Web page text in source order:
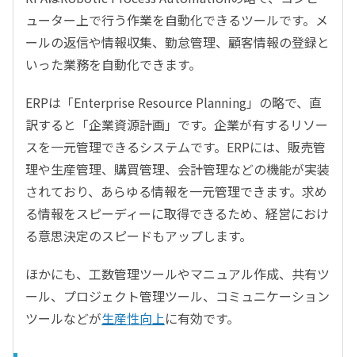
ューター上で行う作業を自動化できるツールです。メ
ールの返信や情報収集、勤怠管理、顧客情報の登録と
いった業務を自動化できます。
ERPは「Enterprise Resource Planning」の略で、直
訳すると「企業資源計画」です。企業が有するリソー
スを一元管理できるシステムです。ERPには、販売管
理や生産管理、購買管理、会計管理などの機能が実装
されており、あらゆる情報を一元管理できます。求め
る情報をスピーディーに取得できるため、経営におけ
る意思決定のスピードもアップします。
ほかにも、工数管理ツールやマニュアル作成、共有ツ
ール、プロジェクト管理ツール、コミュニケーション
ツールなどが生産性向上に有効です。